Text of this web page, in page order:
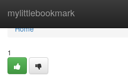
mylittlebookmark
Home
Home
1